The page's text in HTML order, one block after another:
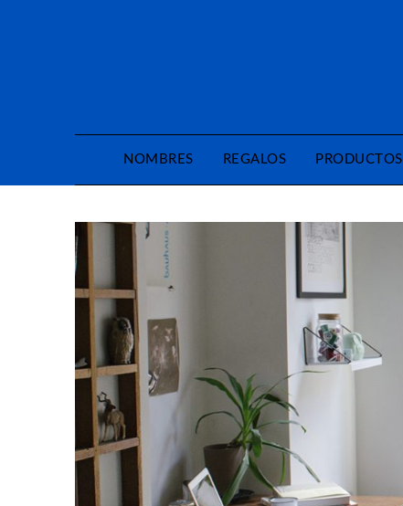
NOMBRES REGALOS PRODUCTOS